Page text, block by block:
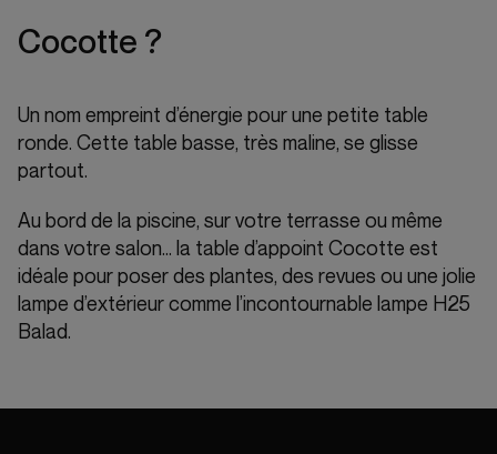
Cocotte ?
Un nom empreint d’énergie pour une petite table
ronde. Cette table basse, très maline, se glisse
partout.
Au bord de la piscine, sur votre terrasse ou même
dans votre salon… la table d’appoint Cocotte est
idéale pour poser des plantes, des revues ou une jolie
lampe d’extérieur comme l’incontournable lampe H25
Balad.